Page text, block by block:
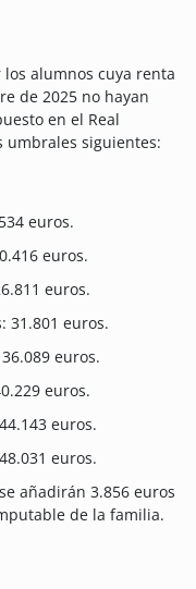
alumnos cuya renta
de 2025 no hayan
en el Real
umbrales siguientes:
euros.
euros.
euros.
31.801 euros.
euros.
euros.
euros.
euros.
añadirán 3.856 euros
de la familia.